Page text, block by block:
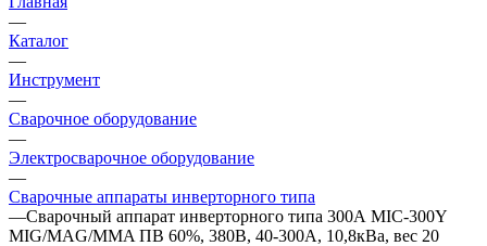
—
Каталог
—
Инструмент
—
Сварочное оборудование
—
Электросварочное оборудование
—
Сварочные аппараты инверторного типа
—Сварочный аппарат инверторного типа 300А MIC-300Y
MIG/MAG/MMA ПВ 60%, 380В, 40-300А, 10,8кВа, вес 20